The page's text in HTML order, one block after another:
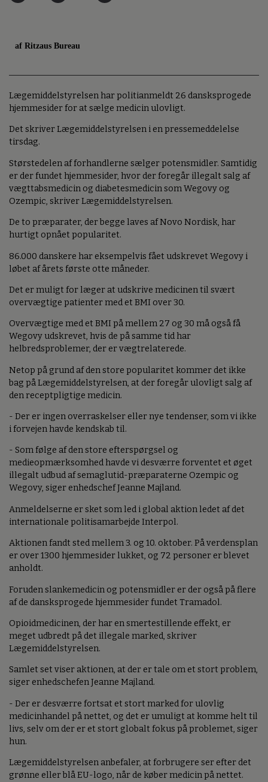
af Ritzaus Bureau
Lægemiddelstyrelsen har politianmeldt 26 dansksprogede
hjemmesider for at sælge medicin ulovligt.
Det skriver Lægemiddelstyrelsen i en pressemeddelelse
tirsdag.
Størstedelen af forhandlerne sælger potensmidler. Samtidig
er der fundet hjemmesider, hvor der foregår illegalt salg af
vægttabsmedicin og diabetesmedicin som Wegovy og
Ozempic, skriver Lægemiddelstyrelsen.
De to præparater, der begge laves af Novo Nordisk, har
hurtigt opnået popularitet.
86.000 danskere har eksempelvis fået udskrevet Wegovy i
løbet af årets første otte måneder.
Det er muligt for læger at udskrive medicinen til svært
overvægtige patienter med et BMI over 30.
Overvægtige med et BMI på mellem 27 og 30 må også få
Wegovy udskrevet, hvis de på samme tid har
helbredsproblemer, der er vægtrelaterede.
Netop på grund af den store popularitet kommer det ikke
bag på Lægemiddelstyrelsen, at der foregår ulovligt salg af
den receptpligtige medicin.
- Der er ingen overraskelser eller nye tendenser, som vi ikke
i forvejen havde kendskab til.
- Som følge af den store efterspørgsel og
medieopmærksomhed havde vi desværre forventet et øget
illegalt udbud af semaglutid-præparaterne Ozempic og
Wegovy, siger enhedschef Jeanne Majland.
Anmeldelserne er sket som led i global aktion ledet af det
internationale politisamarbejde Interpol.
Aktionen fandt sted mellem 3. og 10. oktober. På verdensplan
er over 1300 hjemmesider lukket, og 72 personer er blevet
anholdt.
Foruden slankemedicin og potensmidler er der også på flere
af de dansksprogede hjemmesider fundet Tramadol.
Opioidmedicinen, der har en smertestillende effekt, er
meget udbredt på det illegale marked, skriver
Lægemiddelstyrelsen.
Samlet set viser aktionen, at der er tale om et stort problem,
siger enhedschefen Jeanne Majland.
- Der er desværre fortsat et stort marked for ulovlig
medicinhandel på nettet, og det er umuligt at komme helt til
livs, selv om der er et stort globalt fokus på problemet, siger
hun.
Lægemiddelstyrelsen anbefaler, at forbrugere ser efter det
grønne eller blå EU-logo, når de køber medicin på nettet.